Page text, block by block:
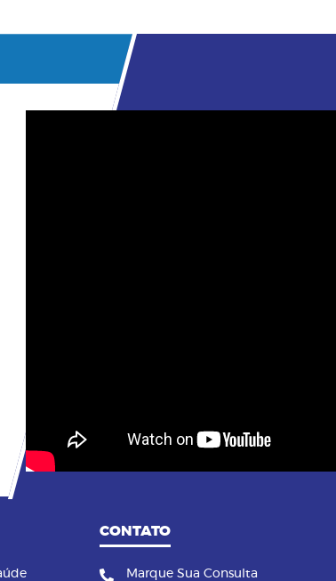
CONTATO